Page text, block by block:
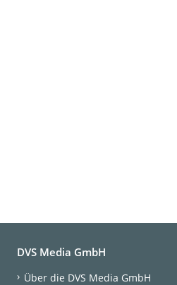
DVS Media GmbH
Über die DVS Media GmbH